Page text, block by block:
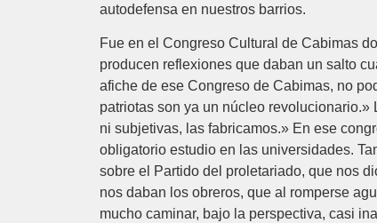
autodefensa en nuestros barrios.
Fue en el Congreso Cultural de Cabimas
producen reflexiones que daban un salto
afiche de ese Congreso de Cabimas, no
patriotas son ya un núcleo
ni subjetivas, las fabricamos.» En ese
obligatorio estudio en las universidades.
sobre el Partido del proletariado, que nos
nos daban los obreros, que al romperse
mucho caminar, bajo la perspectiva, casi